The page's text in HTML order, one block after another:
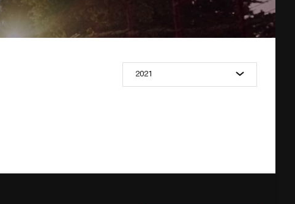
2021